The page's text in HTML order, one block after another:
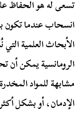
تسعى له هو الحفاظ
انسحاب عندما
الرومانسية يمكن أن
مشابهة للمواد
الإدمان، أو بشكل